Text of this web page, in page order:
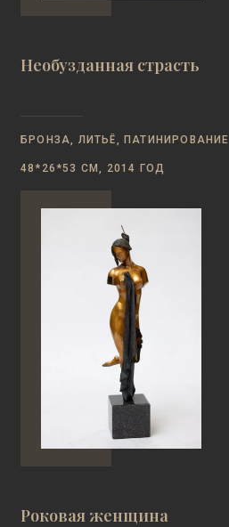
Необузданная страсть
БРОНЗА, ЛИТЬЁ, ПАТИНИРОВАНИЕ
48*26*53 СМ, 2014 ГОД
Роковая женщина